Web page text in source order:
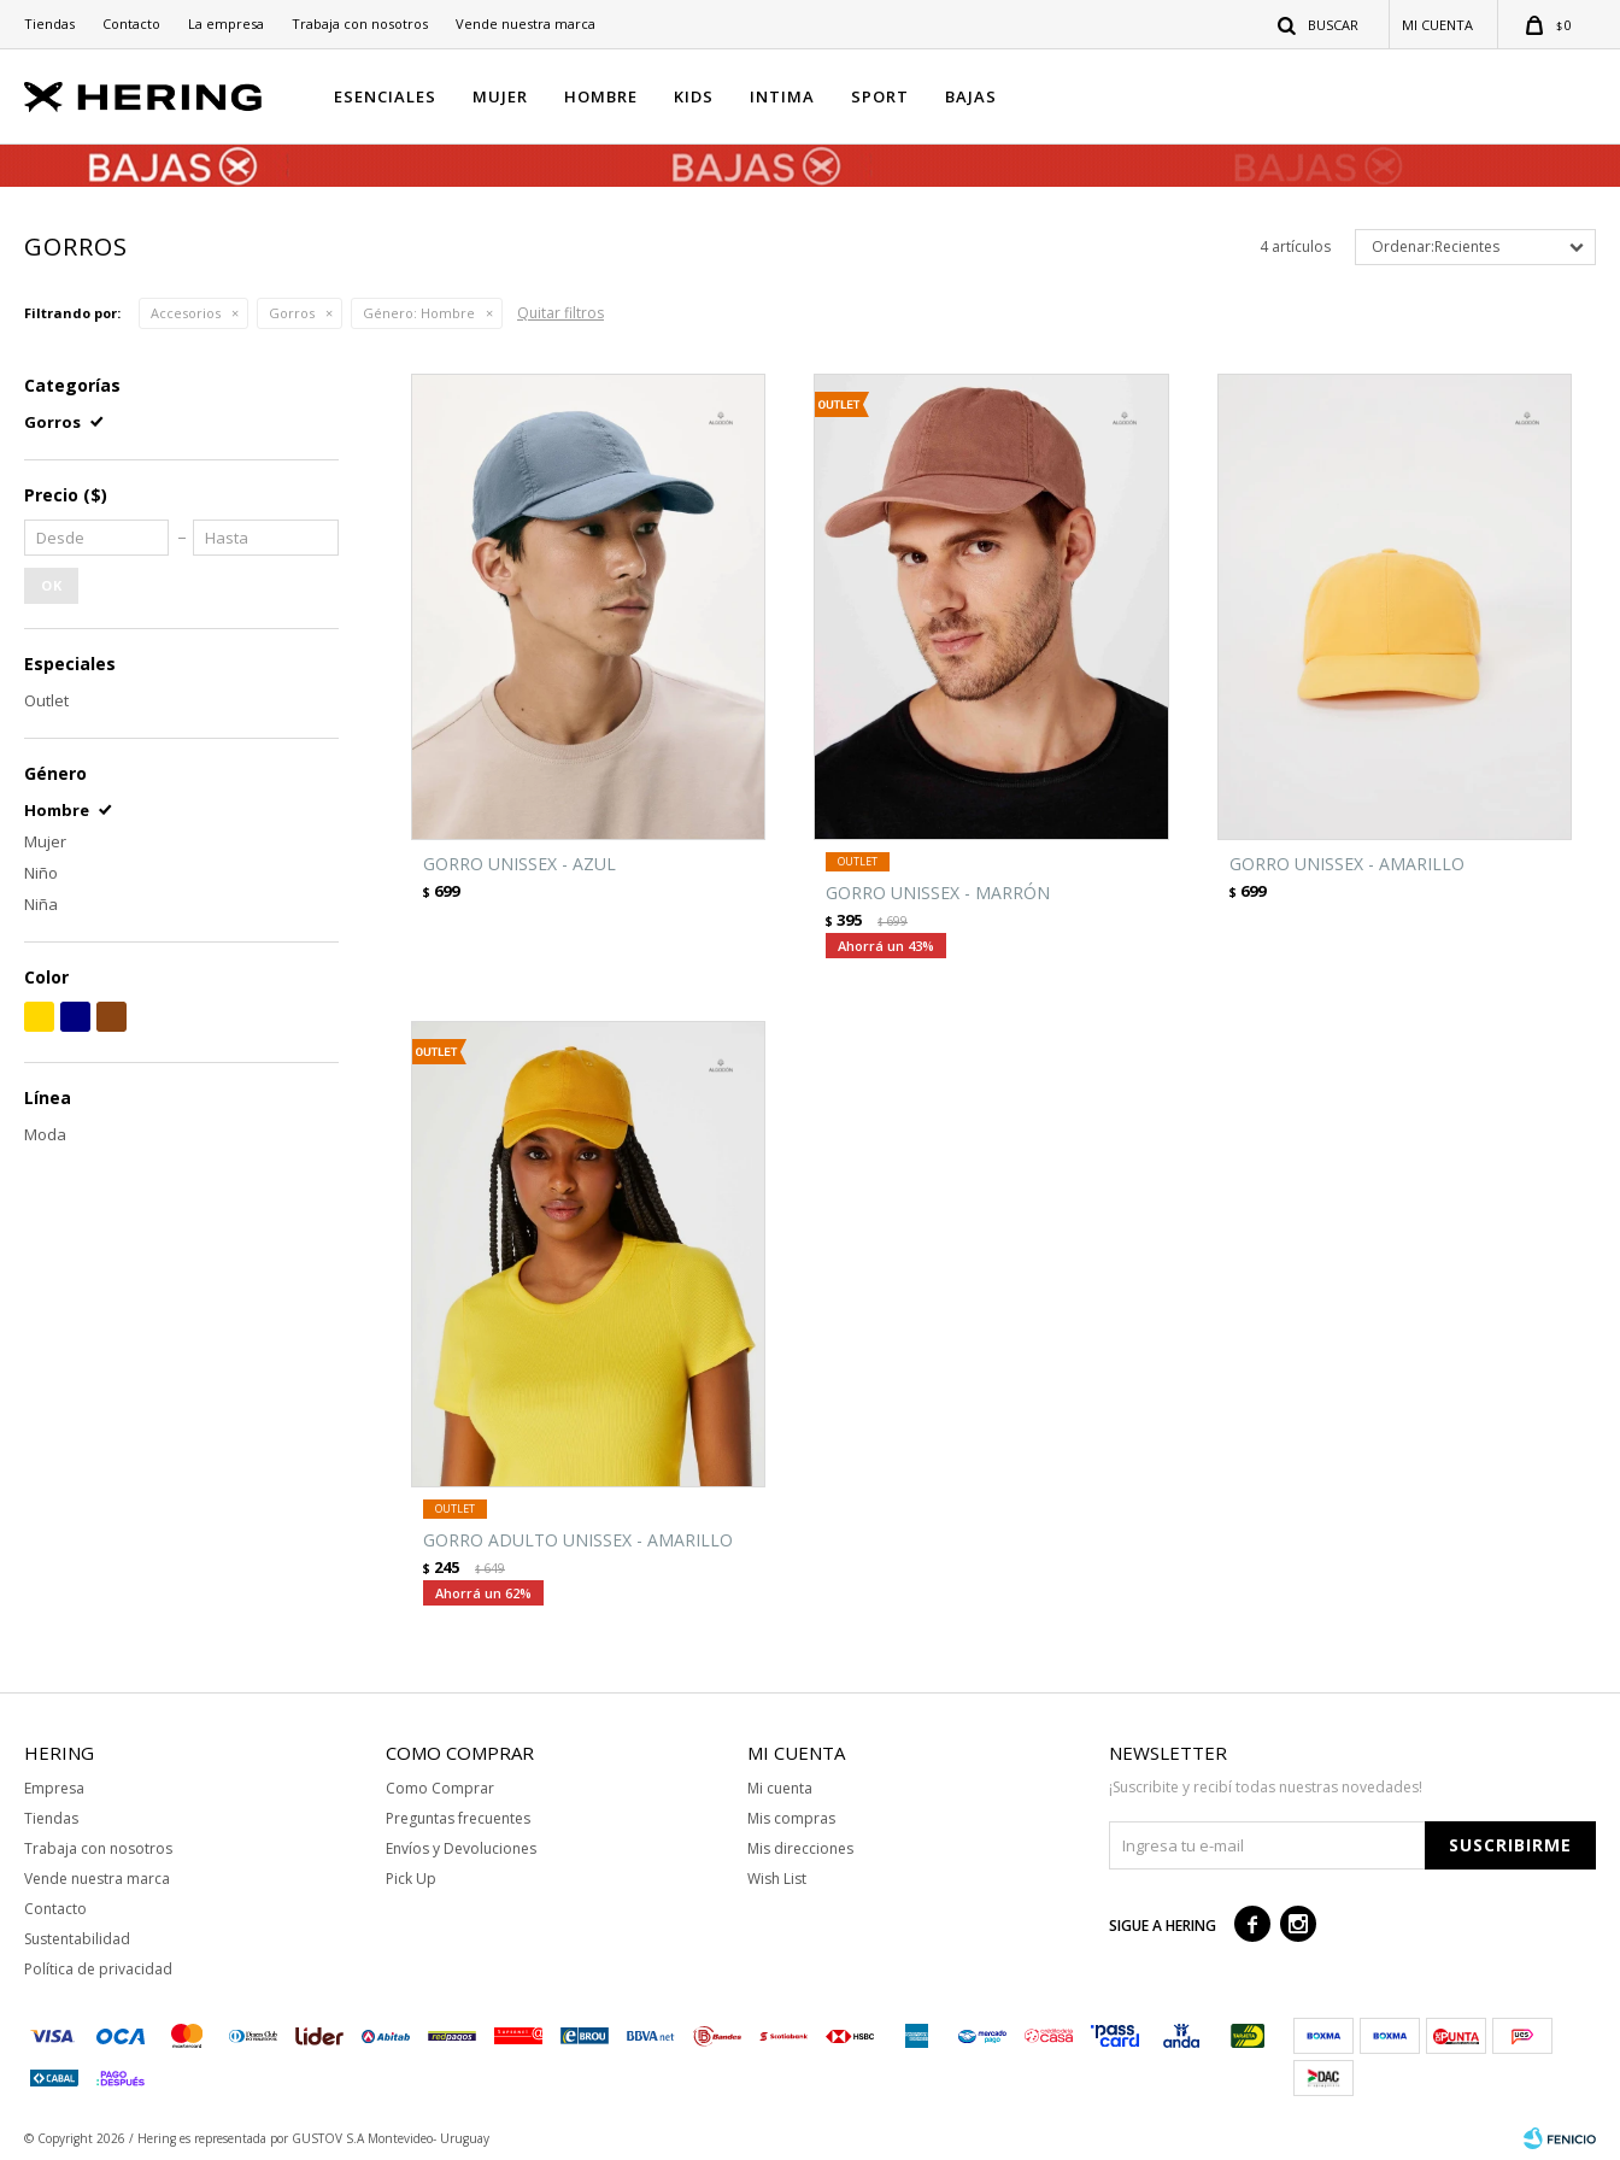
ESENCIALES MUJER HOMBRE KIDS INTIMA SPORT BAJAS
$0
Tiendas Contacto La empresa Trabaja con nosotros Vende nuestra marca
GORROS 4 artículos Recientes
Filtrando por: Accesorios Gorros Género: Hombre Quitar filtros
GORRO UNISSEX - AZUL
$ 699 GORRO UNISSEX - MARRÓN
$ 395 $699
43
GORRO UNISSEX - AMARILLO
$ 699
GORRO ADULTO UNISSEX - AMARILLO
$ 245 $649
62
Categorías
Gorros
Precio ($)
OK
Especiales
Outlet
Género
Hombre
Mujer
Niño
Niña
Color
Línea
Moda
HERING
Empresa
Tiendas
Trabaja con nosotros
Vende nuestra marca
Contacto
Sustentabilidad
Política de privacidad
COMO COMPRAR
Como Comprar
Preguntas frecuentes
Envíos y Devoluciones
Pick Up
MI CUENTA
Mi cuenta
Mis compras
Mis direcciones
Wish List
NEWSLETTER
¡Suscribite y recibí todas nuestras novedades!
SUSCRIBIRME
SIGUE A HERING  
© Copyright 2026 / Hering es representada por GUSTOV S.A Montevideo- Uruguay